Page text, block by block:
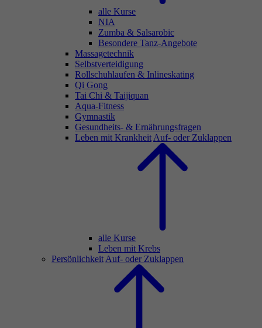
alle Kurse
NIA
Zumba & Salsarobic
Besondere Tanz-Angebote
Massagetechnik
Selbstverteidigung
Rollschuhlaufen & Inlineskating
Qi Gong
Tai Chi & Taijiquan
Aqua-Fitness
Gymnastik
Gesundheits- & Ernährungsfragen
Leben mit Krankheit Auf- oder Zuklappen
alle Kurse
Leben mit Krebs
Persönlichkeit Auf- oder Zuklappen